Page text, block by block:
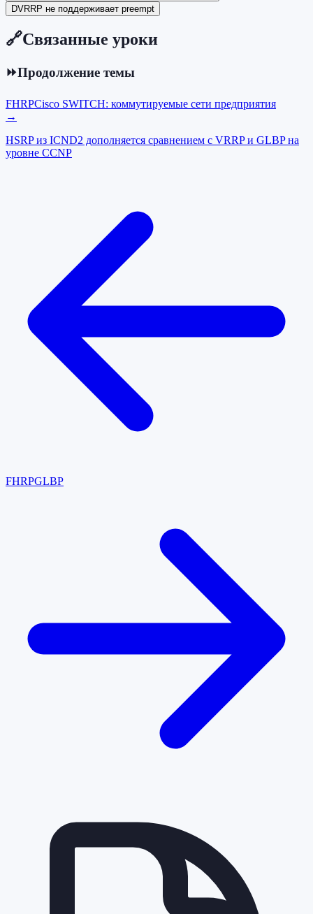
DVRRP не поддерживает preempt
🔗Связанные уроки
⏩Продолжение темы
FHRPCisco SWITCH: коммутируемые сети предприятия
→
HSRP из ICND2 дополняется сравнением с VRRP и GLBP на
уровне CCNP
FHRPGLBP